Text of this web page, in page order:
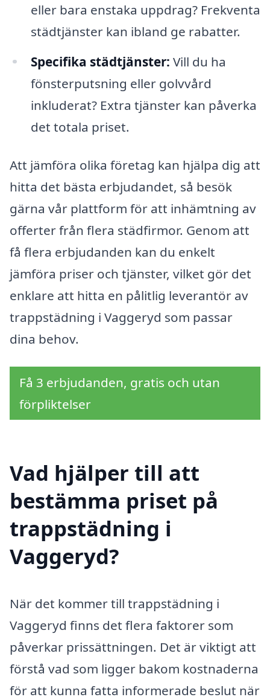
eller bara enstaka uppdrag? Frekventa
städtjänster kan ibland ge rabatter.
Specifika städtjänster: Vill du ha
fönsterputsning eller golvvård
inkluderat? Extra tjänster kan påverka
det totala priset.
Att jämföra olika företag kan hjälpa dig att
hitta det bästa erbjudandet, så besök
gärna vår plattform för att inhämtning av
offerter från flera städfirmor. Genom att
få flera erbjudanden kan du enkelt
jämföra priser och tjänster, vilket gör det
enklare att hitta en pålitlig leverantör av
trappstädning i Vaggeryd som passar
dina behov.
Få 3 erbjudanden, gratis och utan
förpliktelser
Vad hjälper till att
bestämma priset på
trappstädning i
Vaggeryd?
När det kommer till trappstädning i
Vaggeryd finns det flera faktorer som
påverkar prissättningen. Det är viktigt att
förstå vad som ligger bakom kostnaderna
för att kunna fatta informerade beslut när